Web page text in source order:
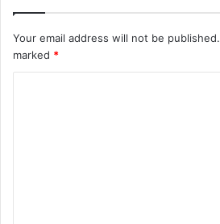
Your email address will not be published.
marked *